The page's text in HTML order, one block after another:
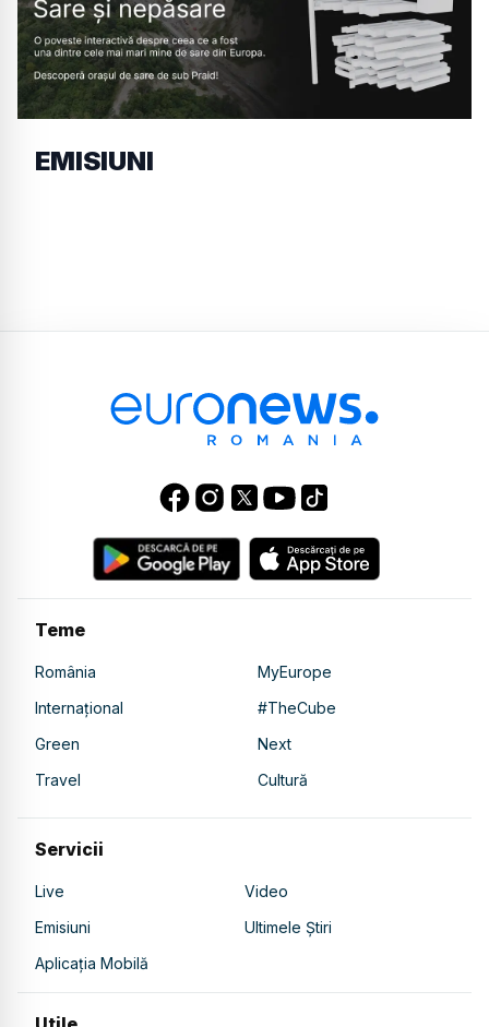
EMISIUNI
Teme
România
MyEurope
Internațional
#TheCube
Green
Next
Travel
Cultură
Servicii
Live
Video
Emisiuni
Ultimele Știri
Aplicația Mobilă